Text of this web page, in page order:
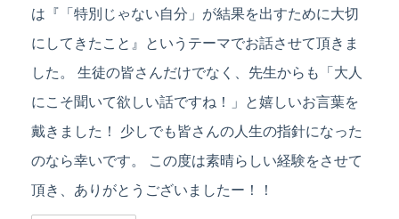
は『「特別じゃない自分」が結果を出すために大切
にしてきたこと』というテーマでお話させて頂きま
した。 生徒の皆さんだけでなく、先生からも「大人
にこそ聞いて欲しい話ですね！」と嬉しいお言葉を
戴きました！ 少しでも皆さんの人生の指針になった
のなら幸いです。 この度は素晴らしい経験をさせて
頂き、ありがとうございましたー！！